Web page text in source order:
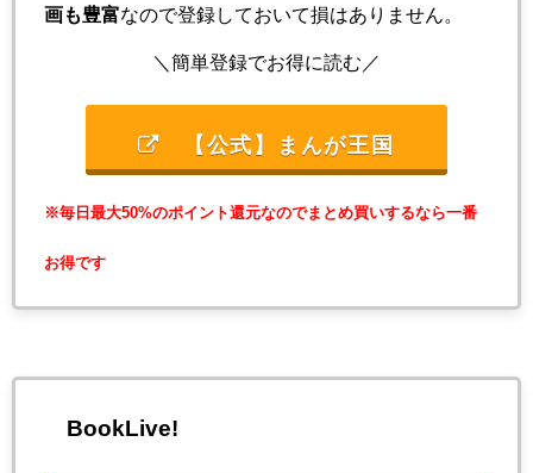
画も豊富なので登録しておいて損はありません。
＼簡単登録でお得に読む／
【公式】まんが王国
※毎日最大50%のポイント還元なのでまとめ買いするなら一番
お得です
BookLive!